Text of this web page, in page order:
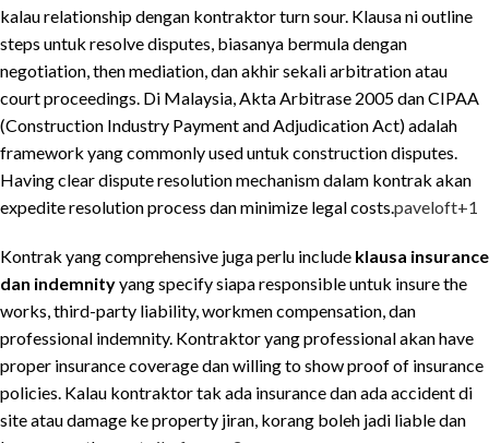
kalau relationship dengan kontraktor turn sour. Klausa ni outline
steps untuk resolve disputes, biasanya bermula dengan
negotiation, then mediation, dan akhir sekali arbitration atau
court proceedings. Di Malaysia, Akta Arbitrase 2005 dan CIPAA
(Construction Industry Payment and Adjudication Act) adalah
framework yang commonly used untuk construction disputes.
Having clear dispute resolution mechanism dalam kontrak akan
expedite resolution process dan minimize legal costs.paveloft+1
Kontrak yang comprehensive juga perlu include klausa insurance
dan indemnityyang specify siapa responsible untuk insure the
works, third-party liability, workmen compensation, dan
professional indemnity. Kontraktor yang professional akan have
proper insurance coverage dan willing to show proof of insurance
policies. Kalau kontraktor tak ada insurance dan ada accident di
site atau damage ke property jiran, korang boleh jadi liable dan